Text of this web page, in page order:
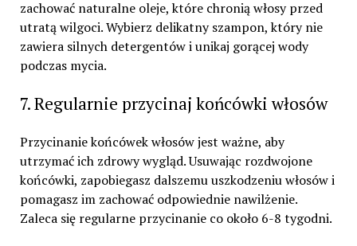
zachować naturalne oleje, które chronią włosy przed
utratą wilgoci. Wybierz delikatny szampon, który nie
zawiera silnych detergentów i unikaj gorącej wody
podczas mycia.
7. Regularnie przycinaj końcówki włosów
Przycinanie końcówek włosów jest ważne, aby
utrzymać ich zdrowy wygląd. Usuwając rozdwojone
końcówki, zapobiegasz dalszemu uszkodzeniu włosów i
pomagasz im zachować odpowiednie nawilżenie.
Zaleca się regularne przycinanie co około 6-8 tygodni.